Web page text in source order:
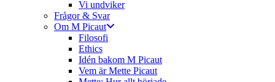
Vi undviker
Frågor & Svar
Om M Picaut
Filosofi
Ethics
Idén bakom M Picaut
Vem är Mette Picaut